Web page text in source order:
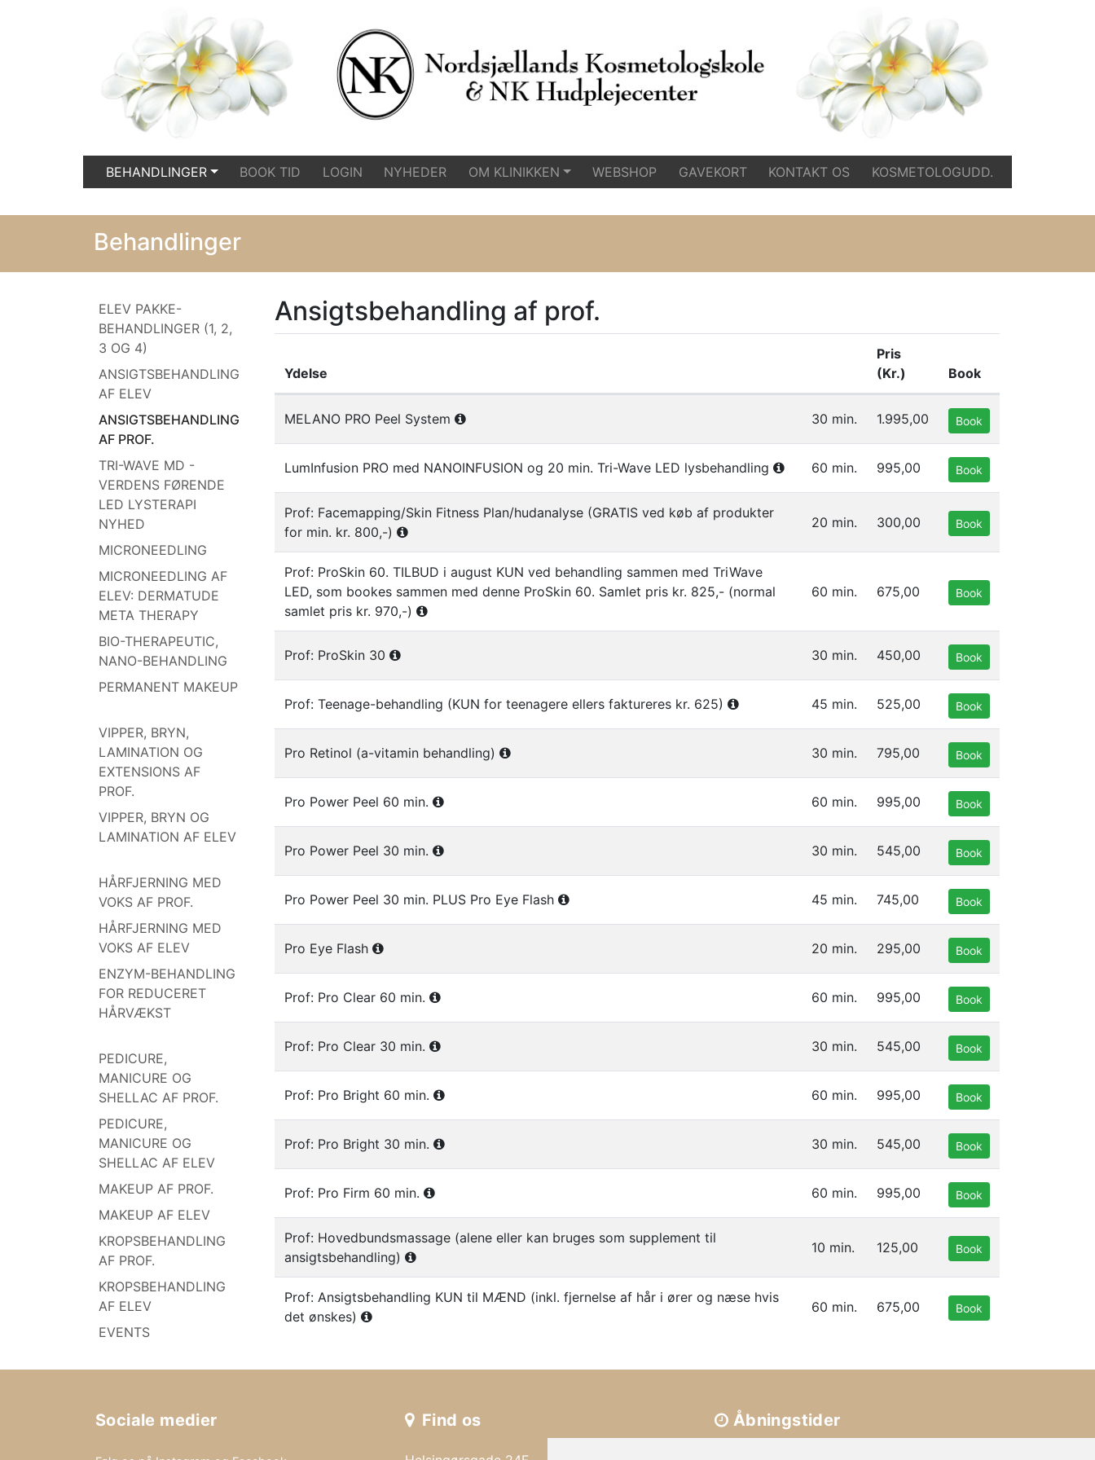
BEHANDLINGER BOOK TID LOGIN NYHEDER OM KLINIKKEN WEBSHOP GAVEKORT KONTAKT OS KOSMETOLOGUDD.
Behandlinger
ELEV PAKKE-
BEHANDLINGER (1, 2,
3 OG 4)
ANSIGTSBEHANDLING
AF ELEV
ANSIGTSBEHANDLING
AF PROF.
TRI-WAVE MD -
VERDENS FØRENDE
LED LYSTERAPI
NYHED
MICRONEEDLING
MICRONEEDLING AF
ELEV: DERMATUDE
META THERAPY
BIO-THERAPEUTIC,
NANO-BEHANDLING
PERMANENT MAKEUP
VIPPER, BRYN,
LAMINATION OG
EXTENSIONS AF
PROF.
VIPPER, BRYN OG
LAMINATION AF ELEV
HÅRFJERNING MED
VOKS AF PROF.
HÅRFJERNING MED
VOKS AF ELEV
ENZYM-BEHANDLING
FOR REDUCERET
HÅRVÆKST
PEDICURE,
MANICURE OG
SHELLAC AF PROF.
PEDICURE,
MANICURE OG
SHELLAC AF ELEV
MAKEUP AF PROF.
MAKEUP AF ELEV
KROPSBEHANDLING
AF PROF.
KROPSBEHANDLING
AF ELEV
EVENTS
Ansigtsbehandling af prof.
Ydelse
Pris
(Kr.)
Book
MELANO PRO Peel System 30 min. 1.995,00 Book
LumInfusion PRO med NANOINFUSION og 20 min. Tri-Wave LED lysbehandling 60 min. 995,00 Book
Prof: Facemapping/Skin Fitness Plan/hudanalyse (GRATIS ved køb af produkter
for min. kr. 800,-)
20 min. 300,00 Book
Prof: ProSkin 60. TILBUD i august KUN ved behandling sammen med TriWave
LED, som bookes sammen med denne ProSkin 60. Samlet pris kr. 825,- (normal
samlet pris kr. 970,-)
60 min. 675,00 Book
Prof: ProSkin 30 30 min. 450,00 Book
Prof: Teenage-behandling (KUN for teenagere ellers faktureres kr. 625) 45 min. 525,00 Book
Pro Retinol (a-vitamin behandling) 30 min. 795,00 Book
Pro Power Peel 60 min. 60 min. 995,00 Book
Pro Power Peel 30 min. 30 min. 545,00 Book
Pro Power Peel 30 min. PLUS Pro Eye Flash 45 min. 745,00 Book
Pro Eye Flash 20 min. 295,00 Book
Prof: Pro Clear 60 min. 60 min. 995,00 Book
Prof: Pro Clear 30 min. 30 min. 545,00 Book
Prof: Pro Bright 60 min. 60 min. 995,00 Book
Prof: Pro Bright 30 min. 30 min. 545,00 Book
Prof: Pro Firm 60 min. 60 min. 995,00 Book
Prof: Hovedbundsmassage (alene eller kan bruges som supplement til
ansigtsbehandling)
10 min. 125,00 Book
Prof: Ansigtsbehandling KUN til MÆND (inkl. fjernelse af hår i ører og næse hvis
det ønskes)
60 min. 675,00 Book
Sociale medier Find os Åbningstider